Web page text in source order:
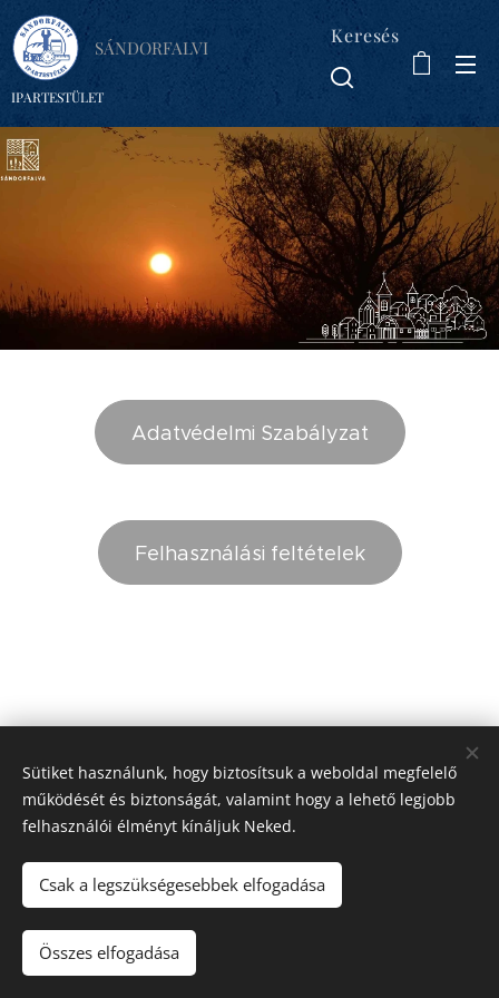
SÁNDORFALVI
IPARTESTÜLET
Keresés
Adatvédelmi Szabályzat
Felhasználási feltételek
Üzemelteti: Sándorfalvi Ipartestület
Készítette: Jenei Dávid - Elnökségi tag.
Sütiket használunk, hogy biztosítsuk a weboldal megfelelő
működését és biztonságát, valamint hogy a lehető legjobb
felhasználói élményt kínáljuk Neked.
Csak a legszükségesebbek elfogadása
Összes elfogadása